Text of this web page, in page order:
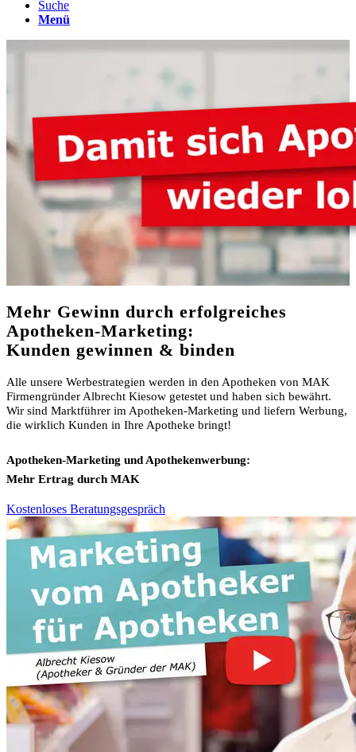
Suche
Menü
Mehr Gewinn durch erfolgreiches
Apotheken-Marketing:
Kunden gewinnen & binden
Alle unsere Werbestrategien werden in den Apotheken von MAK
Firmengründer Albrecht Kiesow getestet und haben sich bewährt.
Wir sind Marktführer im Apotheken-Marketing und liefern Werbung,
die wirklich Kunden in Ihre Apotheke bringt!
Apotheken-Marketing und Apothekenwerbung:
Mehr Ertrag durch MAK
Kostenloses Beratungsgespräch